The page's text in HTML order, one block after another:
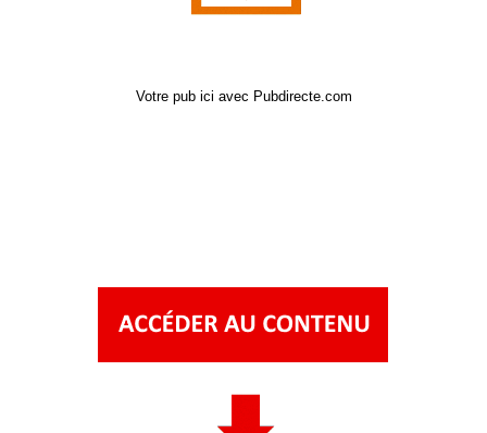
Votre pub ici avec Pubdirecte.com